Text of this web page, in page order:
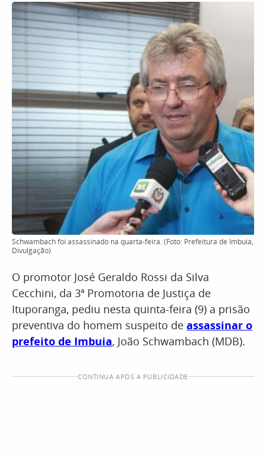
Schwambach foi assassinado na quarta-feira. (Foto: Prefeitura de Imbuia,
Divulgação)
O promotor José Geraldo Rossi da Silva
Cecchini, da 3ª Promotoria de Justiça de
Ituporanga, pediu nesta quinta-feira (9) a prisão
preventiva do homem suspeito de assassinar o
prefeito de Imbuia, João Schwambach (MDB).
CONTINUA APÓS A PUBLICIDADE